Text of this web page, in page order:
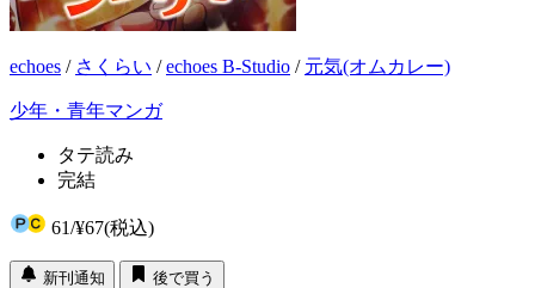
echoes / さくらい /echoes B-Studio / 元気(オムカレー)
少年・青年マンガ
タテ読み
完結
61/¥67(税込)
新刊通知
後で買う